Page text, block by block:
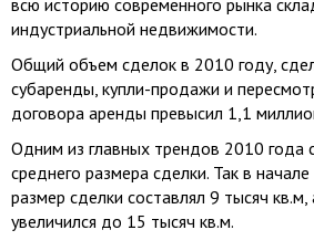
всю историю современного рынка
индустриальной недвижимости.
Общий объем сделок в 2010 году,
субаренды, купли-продажи и
договора аренды превысил 1,1
Одним из главных трендов 2010 года
среднего размера сделки. Так в
размер сделки составлял 9 тысяч кв.м,
увеличился до 15 тысяч кв.м.